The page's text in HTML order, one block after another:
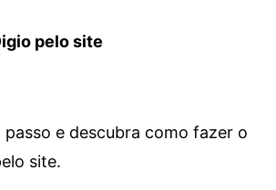
pelo site
passo e descubra como fazer o
site.